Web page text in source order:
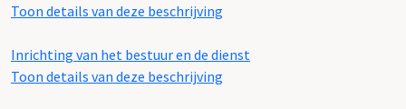
Toon details van deze beschrijving
Inrichting van het bestuur en de dienst
Toon details van deze beschrijving